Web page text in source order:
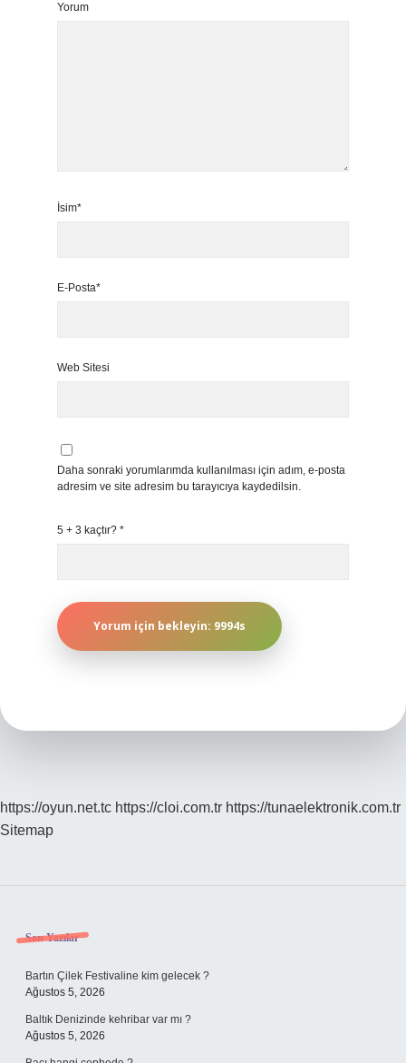
Yorum
İsim*
E-Posta*
Web Sitesi
Daha sonraki yorumlarımda kullanılması için adım, e-posta
adresim ve site adresim bu tarayıcıya kaydedilsin.
5 + 3 kaçtır? *
https://oyun.net.tc https://cloi.com.tr https://tunaelektronik.com.tr
Sitemap
Sidebar
Son Yazılar
Bartın Çilek Festivaline kim gelecek ?
Ağustos 5, 2026
Baltık Denizinde kehribar var mı ?
Ağustos 5, 2026